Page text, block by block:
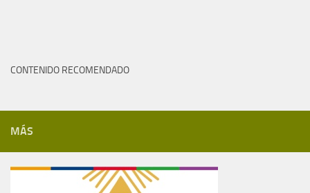
CONTENIDO RECOMENDADO
MÁS